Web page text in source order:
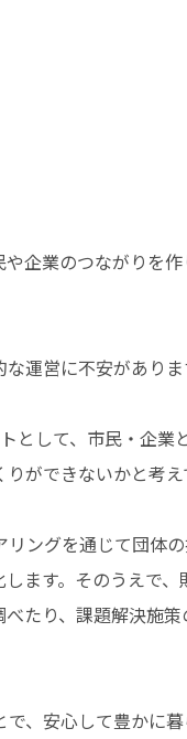
企業のつながりを
運営に不安があり
として、市民・企業
ができないかと考え
ングを通じて団体
ます。そのうえで
たり、課題解決施
、安心して豊かに